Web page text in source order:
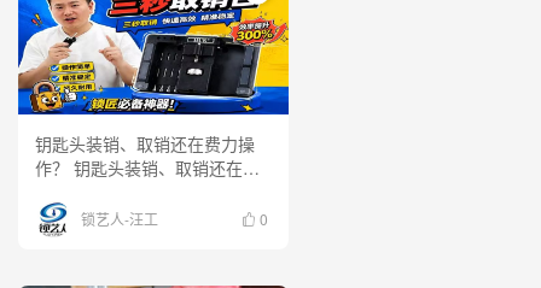
钥匙头装销、取销还在费力操
作？ 钥匙头装销、取销还在费
精准定位，快速拆装，让配钥匙
效率更高！
锁艺人-汪工 0